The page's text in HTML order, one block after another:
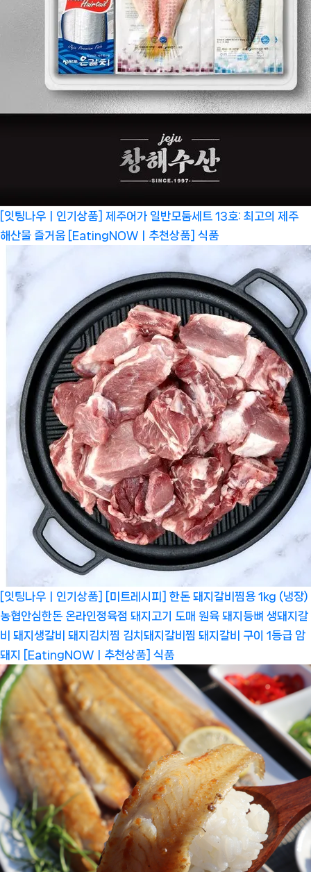
[잇팅나우ㅣ인기상품] 제주어가 일반모둠세트 13호: 최고의 제주
해산물 즐거움 [EatingNOWㅣ추천상품] 식품
[잇팅나우ㅣ인기상품] [미트레시피] 한돈 돼지갈비찜용 1kg (냉장)
농협안심한돈 온라인정육점 돼지고기 도매 원육 돼지등뼈 생돼지갈
비 돼지생갈비 돼지김치찜 김치돼지갈비찜 돼지갈비 구이 1등급 암
돼지 [EatingNOWㅣ추천상품] 식품